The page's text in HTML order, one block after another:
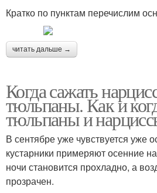
Кратко по пунктам перечислим
читать дальше →
Когда сажать
тюльпаны. Как и
тюльпаны и
В сентябре уже чувствуется уже
кустарники примеряют осенние
ночи становится прохладно, а
прозрачен.